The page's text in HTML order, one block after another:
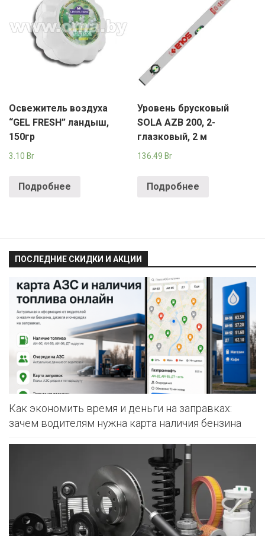
Освежитель воздуха
“GEL FRESH” ландыш,
150гр
3.10 Br
Подробнее
Уровень брусковый
SOLA AZB 200, 2-
глазковый, 2 м
136.49Br
Подробнее
ПОСЛЕДНИЕ СКИДКИ И АКЦИИ
Как экономить время и деньги на заправках:
зачем водителям нужна карта наличия бензина